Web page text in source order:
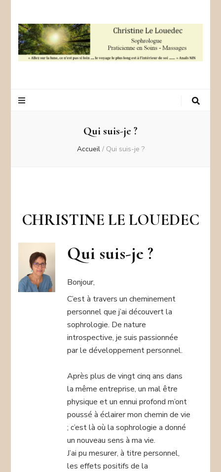
Qui suis-je ?
Accueil / Qui suis-je ?
CHRISTINE LE LOUEDEC
Qui suis-je ?
Bonjour,
C’est à travers un cheminement
personnel que j’ai découvert la
sophrologie. De nature
introspective, je suis passionnée
par le développement personnel.
Après plus de vingt cinq ans dans
la même entreprise, un mal être
physique et un ennui profond m’ont
poussé à éclairer mon chemin de vie
; c’est là où la sophrologie a donné
un nouveau sens à ma vie.
J’ai pu mesurer, à titre personnel,
les effets positifs de la